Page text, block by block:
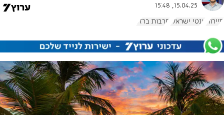
15.04.25, 15:48
תיירות אנטי ישראלי חרבות ברזל